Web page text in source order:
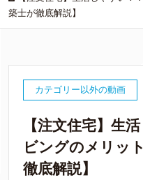
築士が徹底解説】
カテゴリー以外の動画
【注文住宅】生
ビングのメリッ
徹底解説】